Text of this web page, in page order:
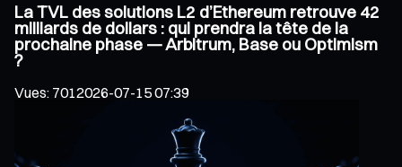
La TVL des solutions L2 d’Ethereum retrouve 42
milliards de dollars : qui prendra la tête de la
prochaine phase — Arbitrum, Base ou Optimism
?
Vues: 7012026-07-15 07:39